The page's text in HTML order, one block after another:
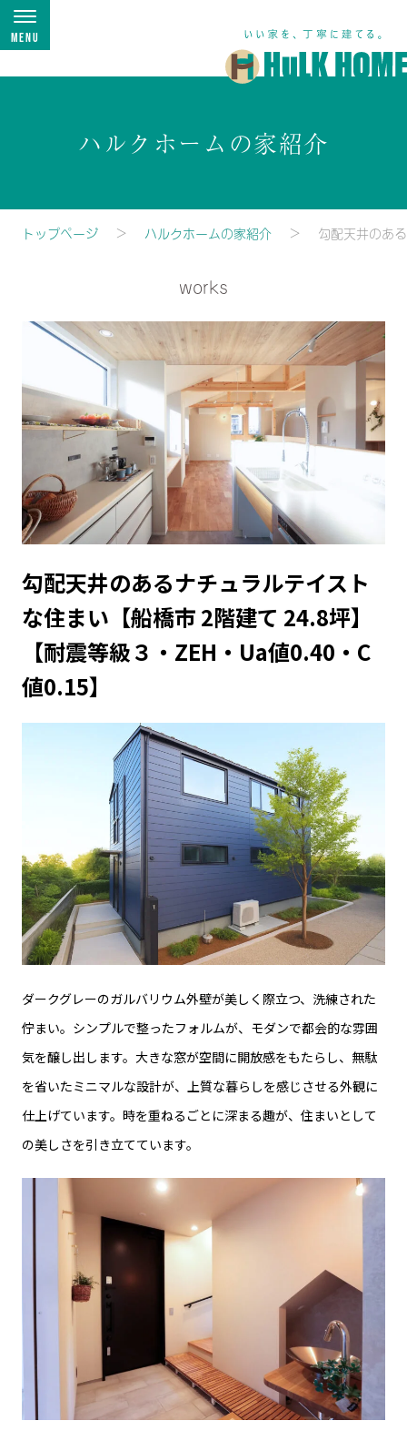
Menu
ハルクホームの家紹介
トップページ ハルクホームの家紹介 勾配天井のあ
works
勾配天井のあるナチュラルテイスト
な住まい【船橋市 2階建て 24.8坪】
【耐震等級３・ZEH・Ua値0.40・C
値0.15】
ダークグレーのガルバリウム外壁が美しく際立つ、洗練された
佇まい。シンプルで整ったフォルムが、モダンで都会的な雰囲
気を醸し出します。大きな窓が空間に開放感をもたらし、無駄
を省いたミニマルな設計が、上質な暮らしを感じさせる外観に
仕上げています。時を重ねるごとに深まる趣が、住まいとして
の美しさを引き立てています。